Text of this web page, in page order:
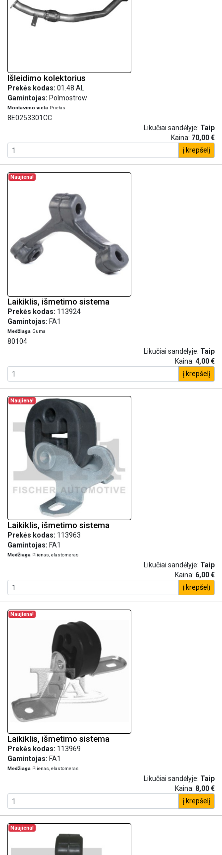
Išleidimo kolektorius
Prekės kodas: 01.48 AL
Gamintojas: Polmostrow
Montavimo vieta Priekis
8E0253301CC
Likučiai sandėlyje: Taip
Kaina: 70,00 €
į krepšelį
Naujiena!
Laikiklis, išmetimo sistema
Prekės kodas: 113924
Gamintojas: FA1
Medžiaga Guma
80104
Likučiai sandėlyje: Taip
Kaina: 4,00 €
į krepšelį
Naujiena!
Laikiklis, išmetimo sistema
Prekės kodas: 113963
Gamintojas: FA1
Medžiaga Plienas, elastomeras
Likučiai sandėlyje: Taip
Kaina: 6,00 €
į krepšelį
Naujiena!
Laikiklis, išmetimo sistema
Prekės kodas: 113969
Gamintojas: FA1
Medžiaga Plienas, elastomeras
Likučiai sandėlyje: Taip
Kaina: 8,00 €
į krepšelį
Naujiena!